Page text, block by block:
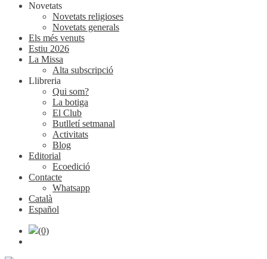
Novetats
Novetats religioses
Novetats generals
Els més venuts
Estiu 2026
La Missa
Alta subscripció
Llibreria
Qui som?
La botiga
El Club
Butlletí setmanal
Activitats
Blog
Editorial
Ecoedició
Contacte
Whatsapp
Català
Español
(0)